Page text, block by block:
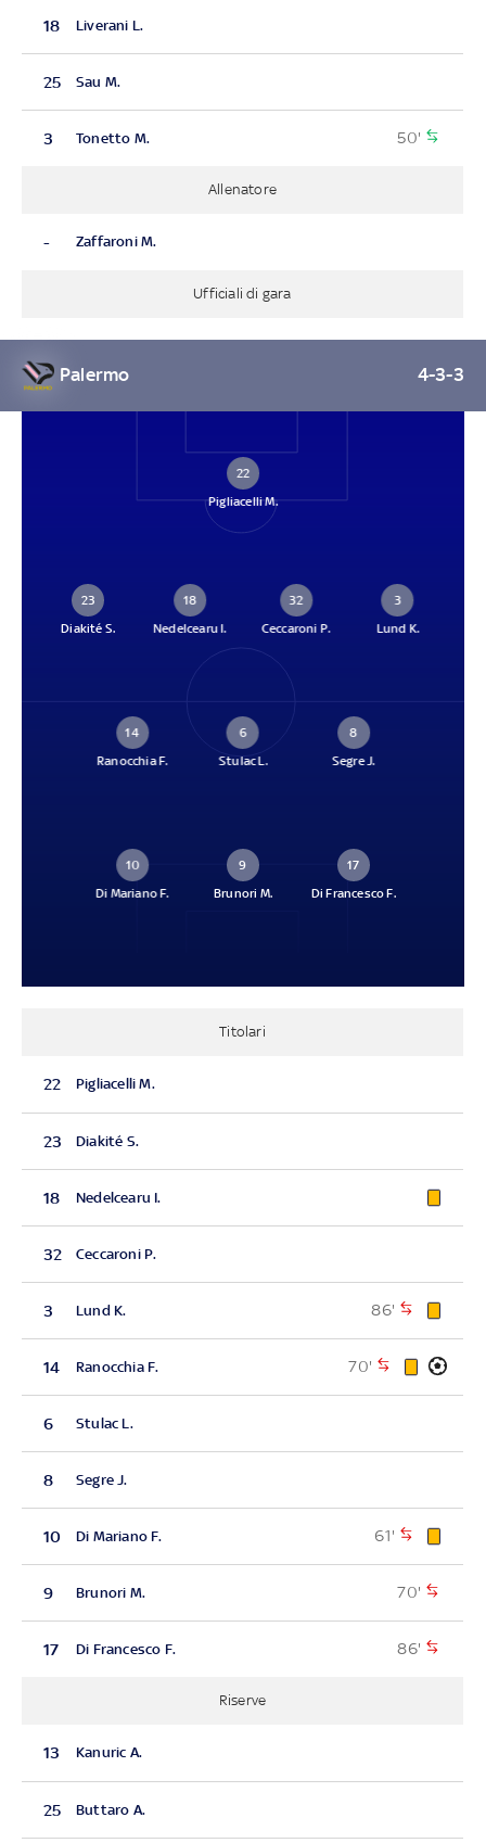
18 Liverani L.
25 Sau M.
3 Tonetto M. 50'
Allenatore
- Zaffaroni M.
Ufficiali di gara
Palermo 4-3-3
22
Pigliacelli M.
23
Diakité S.
18
Nedelcearu I.
32
Ceccaroni P.
3
Lund K.
14
Ranocchia F.
6
Stulac L.
8
Segre J.
10
Di Mariano F.
9
Brunori M.
17
Di Francesco F.
Titolari
22 Pigliacelli M.
23 Diakité S.
18 Nedelcearu I.
32 Ceccaroni P.
3 Lund K. 86'
14 Ranocchia F. 70'
6 Stulac L.
8 Segre J.
10 Di Mariano F. 61'
9 Brunori M. 70'
17 Di Francesco F. 86'
Riserve
13 Kanuric A.
25 Buttaro A.